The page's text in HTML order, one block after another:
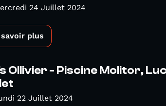
24 Juillet 2024
savoir plus
Ollivier - Piscine Molitor,
22 Juillet 2024